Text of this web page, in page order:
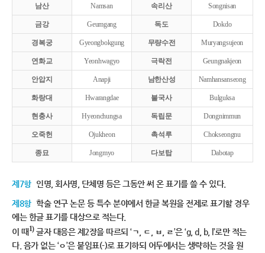
남산 Namsan 속리산 Songnisan
금강 Geumgang 독도 Dokdo
경복궁 Gyeongbokgung 무량수전 Muryangsujeon
연화교 Yeonhwagyo 극락전 Geungnakjeon
안압지 Anapji 남한산성 Namhansanseong
화랑대 Hwarangdae 불국사 Bulguksa
현충사 Hyeonchungsa 독립문 Dongnimmun
오죽헌 Ojukheon 촉석루 Chokseongnu
종묘 Jongmyo 다보탑 Dabotap
제7항 인명, 회사명, 단체명 등은 그동안 써 온 표기를 쓸 수 있다.
제8항 학술 연구 논문 등 특수 분야에서 한글 복원을 전제로 표기할 경우
에는 한글 표기를 대상으로 적는다.
이 때1)글자 대응은 제2장을 따르되 ‘ㄱ, ㄷ, ㅂ, ㄹ’은 ‘g, d, b, l’로만 적는
다. 음가 없는 ‘ㅇ’은 붙임표(-)로 표기하되 어두에서는 생략하는 것을 원